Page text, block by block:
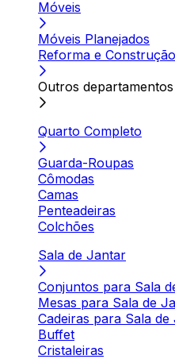
Móveis
Móveis Planejados
Reforma e Construção
Outros departamentos
Quarto Completo
Guarda-Roupas
Cômodas
Camas
Penteadeiras
Colchões
Sala de Jantar
Conjuntos para Sala
Mesas para Sala de
Cadeiras para Sala
Buffet
Cristaleiras